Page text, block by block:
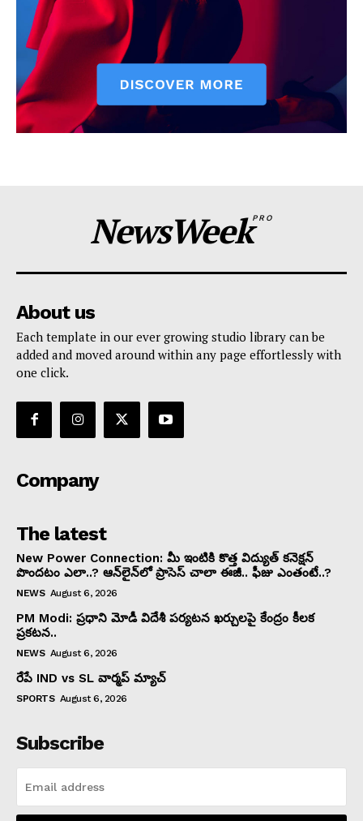
NewsWeekPRO
About us
Each template in our ever growing studio library can be
added and moved around within any page effortlessly with
one click.
Company
The latest
New Power Connection: మీ ఇంటికి కొత్త విద్యుత్ కనెక్షన్
పొందటం ఎలా..? ఆన్‌లైన్‌లో ప్రాసెస్ చాలా ఈజీ.. ఫీజు ఎంతంటే..?
NEWS August 6, 2026
PM Modi: ప్రధాని మోడీ విదేశీ పర్యటన ఖర్చులపై కేంద్రం కీలక
ప్రకటన..
NEWS August 6, 2026
రేపే IND vs SL వార్మప్ మ్యాచ్
SPORTS August 6, 2026
Subscribe